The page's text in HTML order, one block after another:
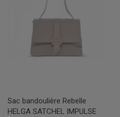
Sac bandoulière Rebelle
HELGA SATCHEL IMPULSE